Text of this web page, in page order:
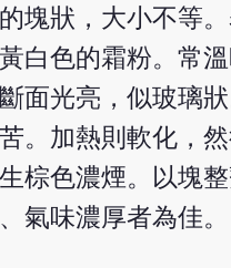
塊狀，大小不等
白色的霜粉。常
面光亮，似玻璃
。加熱則軟化，
棕色濃煙。以塊
氣味濃厚者為佳。